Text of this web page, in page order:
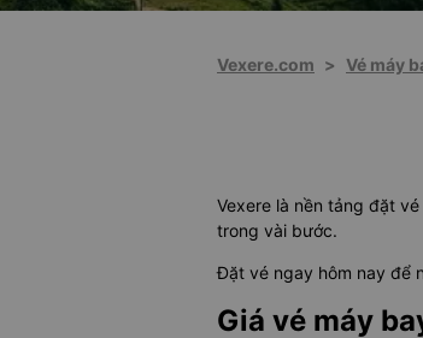
Vexere.com > Vé máy
Vexere là nền tảng đặt
trong vài bước.
Đặt vé ngay hôm nay để
Giá vé máy